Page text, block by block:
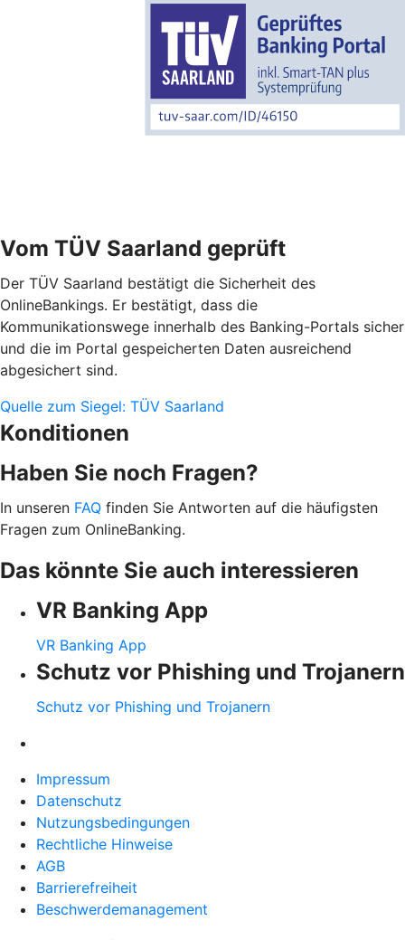
Vom TÜV Saarland geprüft
Der TÜV Saarland bestätigt die Sicherheit des
OnlineBankings. Er bestätigt, dass die
Kommunikationswege innerhalb des Banking-Portals sicher
und die im Portal gespeicherten Daten ausreichend
abgesichert sind.
Quelle zum Siegel: TÜV Saarland
Konditionen
Haben Sie noch Fragen?
In unseren FAQ finden Sie Antworten auf die häufigsten
Fragen zum OnlineBanking.
Das könnte Sie auch interessieren
VR Banking App
VR Banking App
Schutz vor Phishing und Trojanern
Schutz vor Phishing und Trojanern
Impressum
Datenschutz
Nutzungsbedingungen
Rechtliche Hinweise
AGB
Barrierefreiheit
Beschwerdemanagement